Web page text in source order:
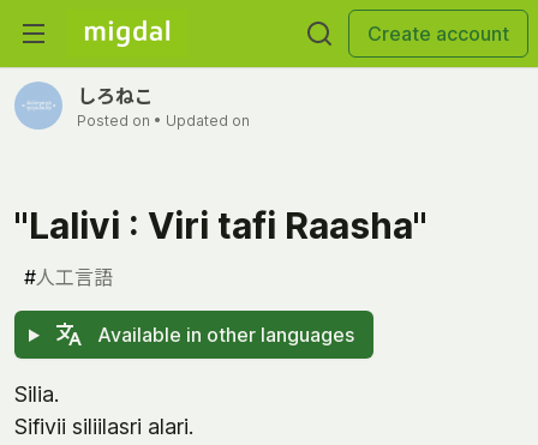
Create account
しろねこ
Posted on • Updated on
"Lalivi : Viri tafi Raasha"
#人工言語
Available in other languages
Silia.
Sifivii siliilasri alari.